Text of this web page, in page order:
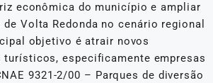
econômica do município e ampliar
Volta Redonda no cenário regional
objetivo é atrair novos
turísticos, especificamente empresas
9321-2/00 – Parques de diversão